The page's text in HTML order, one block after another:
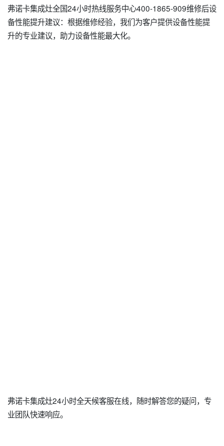
弗诺卡集成灶全国24小时热线服务中心400-1865-909维修后设
备性能提升建议：根据维修经验，我们为客户提供设备性能提
升的专业建议，助力设备性能最大化。
弗诺卡集成灶24小时全天候客服在线，随时解答您的疑问，专
业团队快速响应。